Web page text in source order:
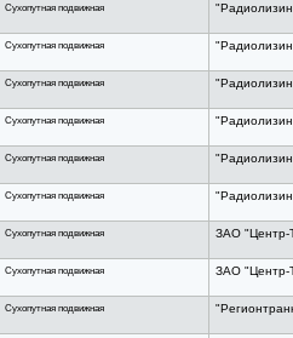
Сухопутная подвижная
Сухопутная подвижная
Сухопутная подвижная
Сухопутная подвижная
Сухопутная подвижная
Сухопутная подвижная
Сухопутная подвижная ЗАО "Центр-
Сухопутная подвижная ЗАО "Центр-
Сухопутная подвижная